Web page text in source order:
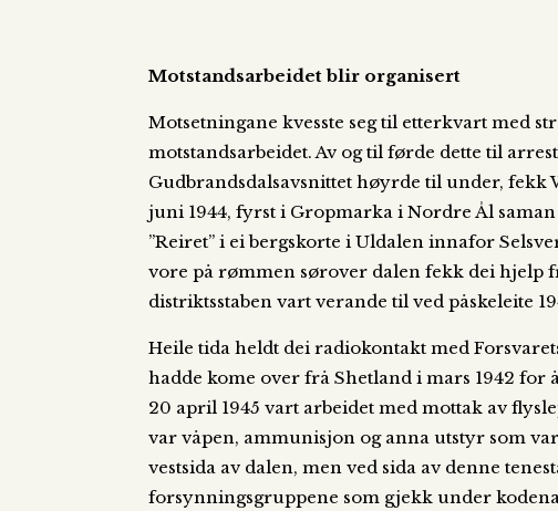
Motstandsarbeidet blir organisert
Motsetningane kvesste seg til etterkvart med
motstandsarbeidet. Av og til førde dette til
Gudbrandsdalsavsnittet høyrde til under,
juni 1944, fyrst i Gropmarka i Nordre Ål
”Reiret” i ei bergskorte i Uldalen innafor
vore på rømmen sørover dalen fekk dei hjelp
distriktsstaben vart verande til ved påskeleite
Heile tida heldt dei radiokontakt med
hadde kome over frå Shetland i mars 1942 for
20 april 1945 vart arbeidet med mottak av
var våpen, ammunisjon og anna utstyr som
vestsida av dalen, men ved sida av denne
forsynningsgruppene som gjekk under